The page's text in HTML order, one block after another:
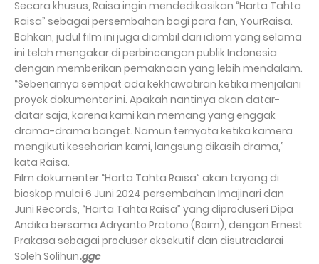
Secara khusus, Raisa ingin mendedikasikan “Harta Tahta
Raisa” sebagai persembahan bagi para fan, YourRaisa.
Bahkan, judul film ini juga diambil dari idiom yang selama
ini telah mengakar di perbincangan publik Indonesia
dengan memberikan pemaknaan yang lebih mendalam.
“Sebenarnya sempat ada kekhawatiran ketika menjalani
proyek dokumenter ini. Apakah nantinya akan datar-
datar saja, karena kami kan memang yang enggak
drama-drama banget. Namun ternyata ketika kamera
mengikuti keseharian kami, langsung dikasih drama,”
kata Raisa.
Film dokumenter “Harta Tahta Raisa” akan tayang di
bioskop mulai 6 Juni 2024 persembahan Imajinari dan
Juni Records, “Harta Tahta Raisa” yang diproduseri Dipa
Andika bersama Adryanto Pratono (Boim), dengan Ernest
Prakasa sebagai produser eksekutif dan disutradarai
Soleh Solihun.ggc